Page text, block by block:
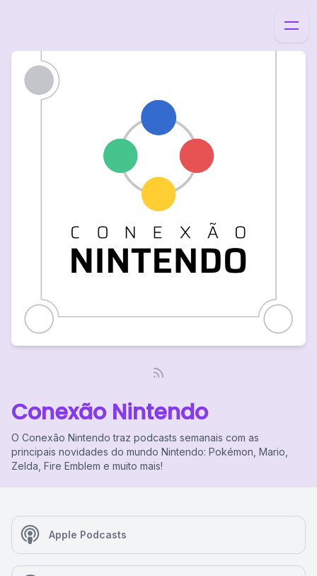
Conexão Nintendo
O Conexão Nintendo traz podcasts semanais com as
principais novidades do mundo Nintendo: Pokémon, Mario,
Zelda, Fire Emblem e muito mais!
Apple Podcasts